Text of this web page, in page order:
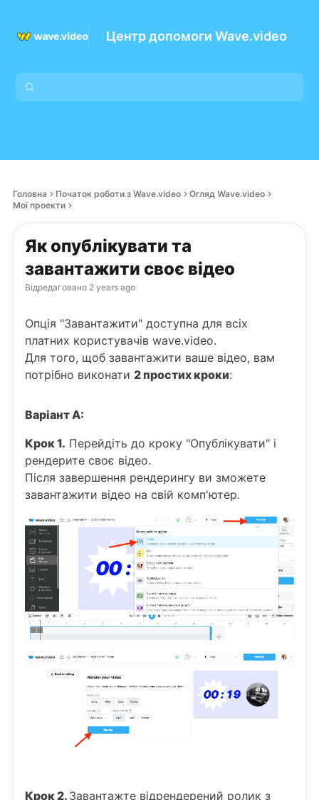
Центр допомоги Wave.video
Головна Початок роботи з Wave.video
Огляд Wave.video
Мої проекти
Як опублікувати та
завантажити своє відео
Відредаговано 2 years ago
Опція "Завантажити" доступна для всіх
платних користувачів wave.video.
Для того, щоб завантажити ваше відео, вам
потрібно виконати 2 простих кроки:
Варіант А:
Крок 1. Перейдіть до кроку "Опублікувати" і
рендерите своє відео.
Після завершення рендерингу ви зможете
завантажити відео на свій комп'ютер.
Крок 2. Завантажте відрендерений ролик з